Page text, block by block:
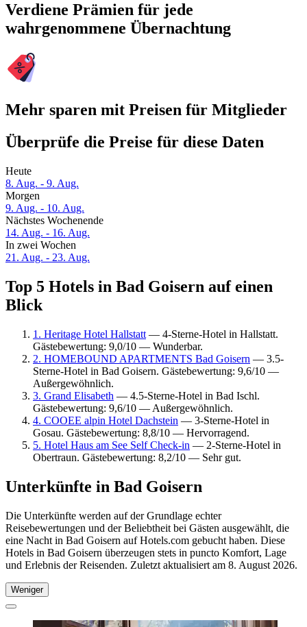
Verdiene Prämien für jede
wahrgenommene Übernachtung
Mehr sparen mit Preisen für Mitglieder
Überprüfe die Preise für diese Daten
Heute
8. Aug. - 9. Aug.
Morgen
9. Aug. - 10. Aug.
Nächstes Wochenende
14. Aug. - 16. Aug.
In zwei Wochen
21. Aug. - 23. Aug.
Top 5 Hotels in Bad Goisern auf einen
Blick
1. Heritage Hotel Hallstatt — 4-Sterne-Hotel in Hallstatt.
Gästebewertung: 9,0/10 — Wunderbar.
2. HOMEBOUND APARTMENTS Bad Goisern — 3.5-
Sterne-Hotel in Bad Goisern. Gästebewertung: 9,6/10 —
Außergewöhnlich.
3. Grand Elisabeth — 4.5-Sterne-Hotel in Bad Ischl.
Gästebewertung: 9,6/10 — Außergewöhnlich.
4. COOEE alpin Hotel Dachstein — 3-Sterne-Hotel in
Gosau. Gästebewertung: 8,8/10 — Hervorragend.
5. Hotel Haus am See Self Check-in — 2-Sterne-Hotel in
Obertraun. Gästebewertung: 8,2/10 — Sehr gut.
Unterkünfte in Bad Goisern
Die Unterkünfte werden auf der Grundlage echter
Reisebewertungen und der Beliebtheit bei Gästen ausgewählt, die
eine Nacht in Bad Goisern auf Hotels.com gebucht haben. Diese
Hotels in Bad Goisern überzeugen stets in puncto Komfort, Lage
und Erlebnis der Reisenden. Zuletzt aktualisiert am 8. August 2026.
Weniger